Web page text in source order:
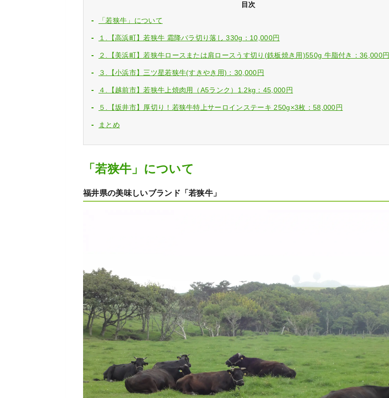
目次
「若狭牛」について
１.【高浜町】若狭牛 霜降バラ切り落し 330g：10,000円
２.【美浜町】若狭牛ロースまたは肩ロースうす切り(鉄板焼き用)550g 牛脂付き：36,000円
３.【小浜市】三ツ星若狭牛(すきやき用)：30,000円
４.【越前市】若狭牛上焼肉用（A5ランク）1.2kg：45,000円
５.【坂井市】厚切り！若狭牛特上サーロインステーキ 250g×3枚：58,000円
まとめ
「若狭牛」について
福井県の美味しいブランド「若狭牛」